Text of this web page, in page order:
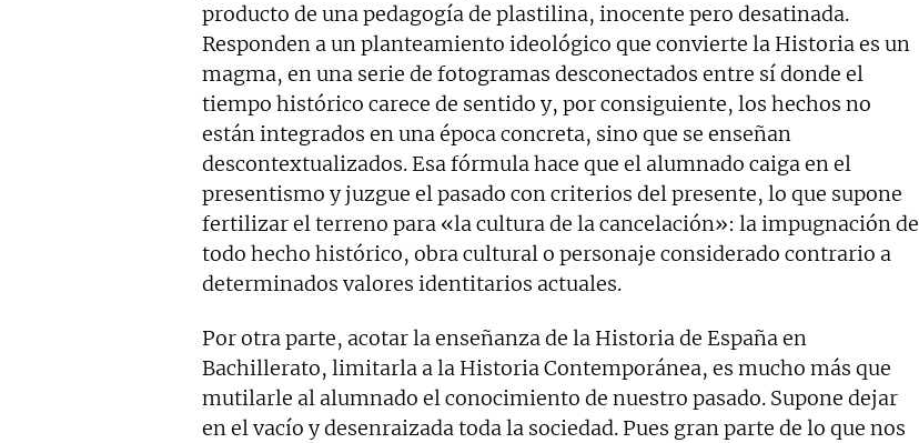
producto de una pedagogía de plastilina, inocente pero desatinada.
Responden a un planteamiento ideológico que convierte la Historia es un
magma, en una serie de fotogramas desconectados entre sí donde el
tiempo histórico carece de sentido y, por consiguiente, los hechos no
están integrados en una época concreta, sino que se enseñan
descontextualizados. Esa fórmula hace que el alumnado caiga en el
presentismo y juzgue el pasado con criterios del presente, lo que supone
fertilizar el terreno para «la cultura de la cancelación»: la impugnación de
todo hecho histórico, obra cultural o personaje considerado contrario a
determinados valores identitarios actuales.
Por otra parte, acotar la enseñanza de la Historia de España en
Bachillerato, limitarla a la Historia Contemporánea, es mucho más que
mutilarle al alumnado el conocimiento de nuestro pasado. Supone dejar
en el vacío y desenraizada toda la sociedad. Pues gran parte de lo que nos